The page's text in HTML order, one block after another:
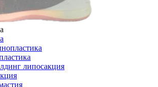
липосакция